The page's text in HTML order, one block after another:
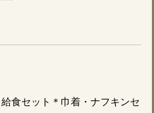
給食セット＊巾着・ナフキンセ